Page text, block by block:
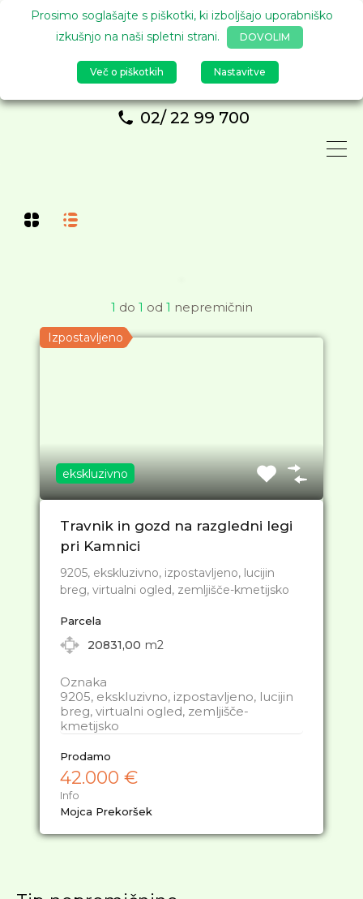
02/ 22 99 700
1 do 1 od 1 nepremičnin
Izpostavljeno
ekskluzivno
Travnik in gozd na razgledni legi
pri Kamnici
9205, ekskluzivno, izpostavljeno, lucijin
breg, virtualni ogled, zemljišče-kmetijsko
Parcela
20831,00 m2
Oznaka
9205, ekskluzivno, izpostavljeno, lucijin
breg, virtualni ogled, zemljišče-
kmetijsko
Prodamo
42.000 €
Info
Mojca Prekoršek
Prosimo soglašajte s piškotki, ki izboljšajo uporabniško
izkušnjo na naši spletni strani.
DOVOLIM
Več o piškotkih Nastavitve